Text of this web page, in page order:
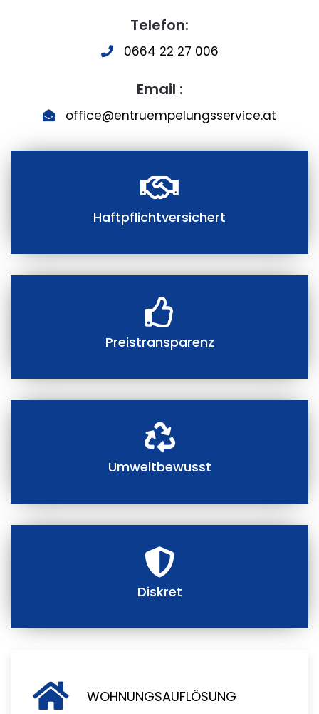
Telefon:
0664 22 27 006
Email :
office@entruempelungsservice.at
Haftpflichtversichert
Preistransparenz
Umweltbewusst
Diskret
WOHNUNGSAUFLÖSUNG